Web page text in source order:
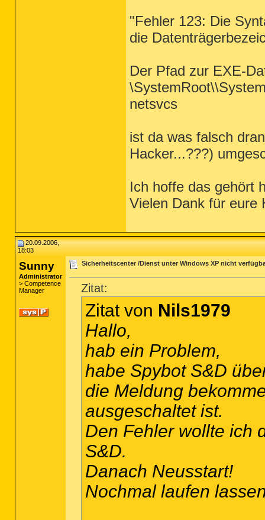
"Fehler 123: Die
die
Der Pfad zur EXE-
netsvcs
ist da was falsch
Hacker...???)
Ich hoffe das gehört
Vielen Dank für eure
20.09.2006,
18:03
Sunny
Administrator
> Competence
Manager
Sicherheitscenter /Dienst unter Windows XP nicht
Zitat:
Zitat von Nils1979
Hallo,
hab ein Problem,
habe Spybot S&D
die Meldung
ausgeschaltet ist.
Den Fehler wollte ich
S&D.
Danach Neusstart!
Nochmal laufen